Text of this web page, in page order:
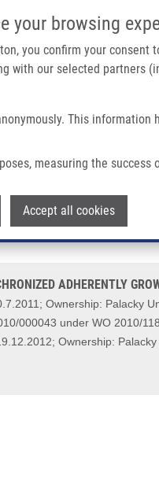
your browsing
you confirm your consent
with our selected partners
This information
measuring the success
Accept all cookies
ADHERENTLY
OF
(Mistrík)
ADHERENTLY
Ownership: Palacky
000043 under WO 2010/
Ownership: